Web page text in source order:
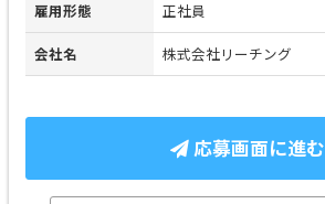
雇用形態 正社員
会社名 株式会社リーチング
応募画面に進む